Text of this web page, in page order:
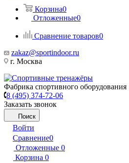
Корзина0
Отложенные0
Сравнение товаров0
zakaz@sportindoor.ru
г. Москва
Фабрика спортивного оборудования
8 (495) 374-72-06
Заказать звонок
Поиск
Войти
Сравнение0
Отложенные 0
Корзина 0